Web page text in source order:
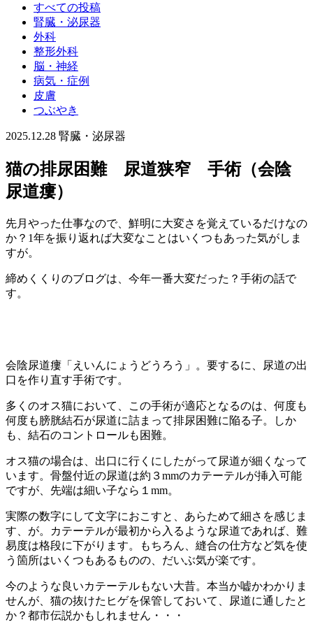
すべての投稿
腎臓・泌尿器
外科
整形外科
脳・神経
病気・症例
皮膚
つぶやき
2025.12.28 腎臓・泌尿器
猫の排尿困難 尿道狭窄 手術（会陰
尿道瘻）
先月やった仕事なので、鮮明に大変さを覚えているだけなの
か？1年を振り返れば大変なことはいくつもあった気がしま
すが。
締めくくりのブログは、今年一番大変だった？手術の話で
す。
会陰尿道瘻「えいんにょうどうろう」。要するに、尿道の出
口を作り直す手術です。
多くのオス猫において、この手術が適応となるのは、何度も
何度も膀胱結石が尿道に詰まって排尿困難に陥る子。しか
も、結石のコントロールも困難。
オス猫の場合は、出口に行くにしたがって尿道が細くなって
います。骨盤付近の尿道は約３mmのカテーテルが挿入可能
ですが、先端は細い子なら１mm。
実際の数字にして文字におこすと、あらためて細さを感じま
す、が。カテーテルが最初から入るような尿道であれば、難
易度は格段に下がります。もちろん、縫合の仕方など気を使
う箇所はいくつもあるものの、だいぶ気が楽です。
今のような良いカテーテルもない大昔。本当か嘘かわかりま
せんが、猫の抜けたヒゲを保管しておいて、尿道に通したと
か？都市伝説かもしれません・・・